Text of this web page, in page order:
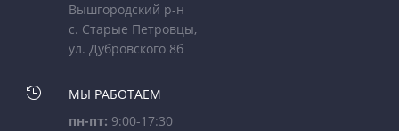
Вышгородский р-н
с. Старые Петровцы,
ул. Дубровского 8б

МЫ РАБОТАЕМ
пн-пт: 9:00-17:30